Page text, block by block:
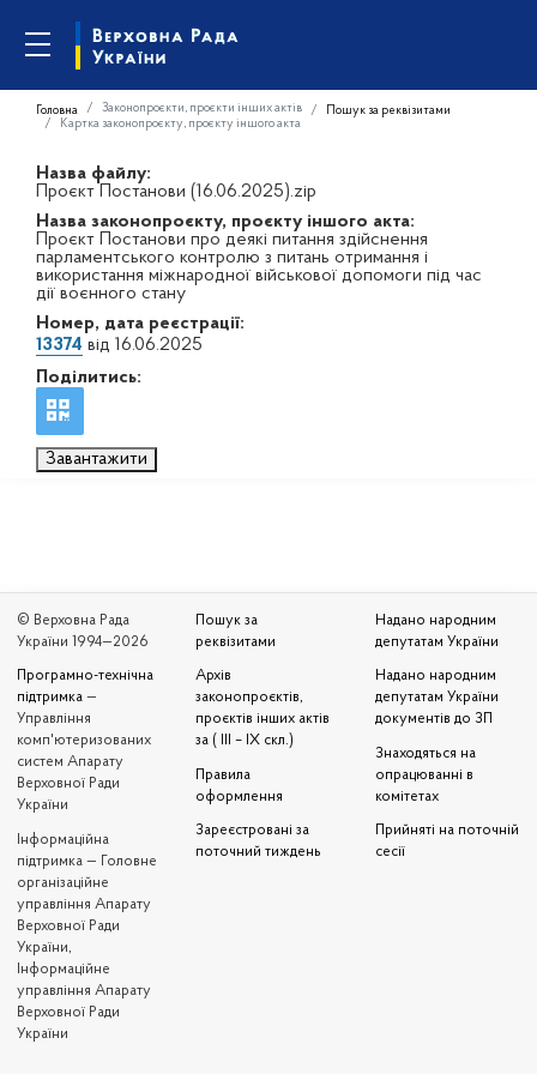
Головна Законопроєкти, проєкти інших актів
Пошук за реквізитами
Картка законопроєкту, проєкту іншого акта
Назва файлу:
Проєкт Постанови (16.06.2025).zip
Назва законопроєкту, проєкту іншого акта:
Проєкт Постанови про деякі питання здійснення
парламентського контролю з питань отримання і
використання міжнародної військової допомоги під час
дії воєнного стану
Номер, дата реєстрації:
13374 від 16.06.2025
Поділитись:
Завантажити
© Верховна Рада
України 1994—2026
Програмно-технічна
підтримка —
Управління
комп'ютеризованих
систем Апарату
Верховної Ради
України
Iнформаційна
підтримка — Головне
організаційне
управління Апарату
Верховної Ради
України,
Інформаційне
управління Апарату
Верховної Ради
України
Пошук за
реквізитами
Архів
законопроєктів,
проєктів інших актів
за ( III – IX скл.)
Правила
оформлення
Зареєстровані за
поточний тиждень
Надано народним
депутатам України
Надано народним
депутатам України
документів до ЗП
Знаходяться на
опрацюванні в
комітетах
Прийняті на поточній
сесії